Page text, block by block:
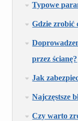
Typowe
Gdzie zrobić
przez ścianę?
Jak
Najczęstsze
Czy warto